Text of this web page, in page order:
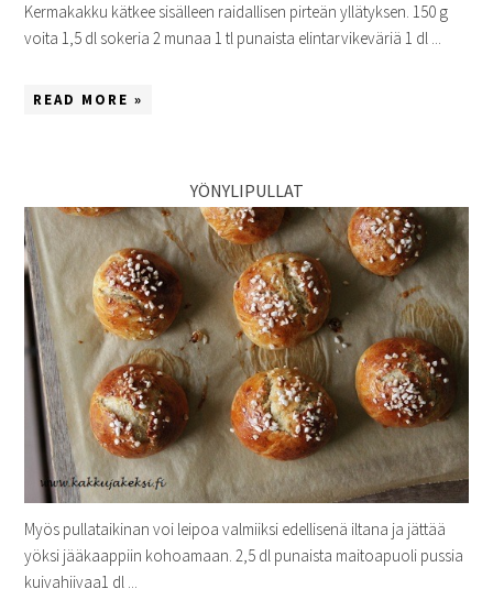
Kermakakku kätkee sisälleen raidallisen pirteän yllätyksen. 150 g
voita 1,5 dl sokeria 2 munaa 1 tl punaista elintarvikeväriä 1 dl ...
READ MORE »
YÖNYLIPULLAT
Myös pullataikinan voi leipoa valmiiksi edellisenä iltana ja jättää
yöksi jääkaappiin kohoamaan. 2,5 dl punaista maitoapuoli pussia
kuivahiivaa1 dl ...